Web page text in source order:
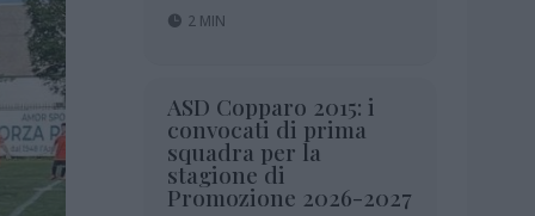
2 MIN
ASD Copparo 2015: i
convocati di prima
squadra per la
stagione di
Promozione 2026-2027